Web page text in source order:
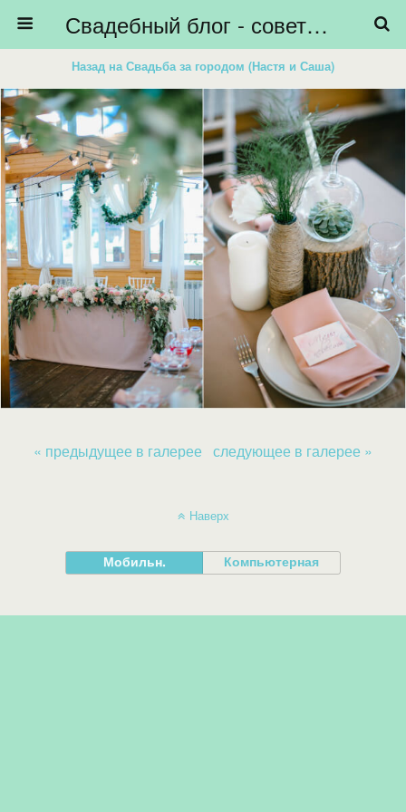
Свадебный блог - советы невестам, подготовка к свадьбе - HiBride
Назад на Свадьба за городом (Настя и Саша)
« предыдущее в галерее следующее в галерее »
Наверх
Мобильн. Компьютерная